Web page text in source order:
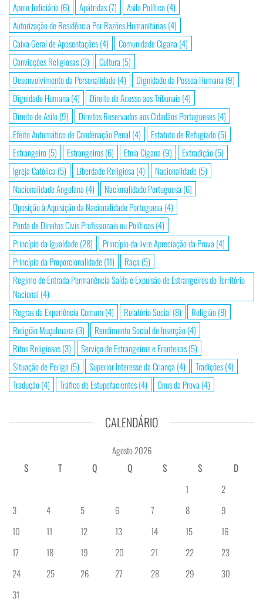
Apoio Judiciário(6) Apátridas(7) Asilo Político(4)
Autorização de Residência Por Razões Humanitárias(4)
Caixa Geral de Aposentações(4) Comunidade Cigana (4)
Convicções Religiosas(3) Cultura (5)
Desenvolvimento da Personalidade(4) Dignidade da Pessoa Humana (9)
Dignidade Humana (4) Direito de Acesso aos Tribunais(4)
Direito de Asilo(9) Direitos Reservados aos Cidadãos Portugueses(4)
Efeito Automático de Condenação Penal (4) Estatuto de Refugiado(5)
Estrangeiro(5) Estrangeiros(6) Etnia Cigana (9) Extradição(5)
Igreja Católica (5) Liberdade Religiosa (4) Nacionalidade(5)
Nacionalidade Angolana (4) Nacionalidade Portuguesa (6)
Oposição à Aquisição da Nacionalidade Portuguesa (4)
Perda de Direitos Civis Profissionais ou Políticos(4)
Princípio da Igualdade(28) Princípio da livre Apreciação da Prova (4)
Princípio da Proporcionalidade(11) Raça (5)
Regime de Entrada Permanência Saída e Expulsão de Estrangeiros do Território
Nacional (4)
Regras da Experiência Comum (4) Relatório Social (8) Religião(8)
Religião Muçulmana (3) Rendimento Social de Inserção(4)
Ritos Religiosos(3) Serviço de Estrangeiros e Fronteiras(5)
Situação de Perigo(5) Superior Interesse da Criança (4) Tradições(4)
Tradução(4) Tráfico de Estupefacientes(4) Ónus da Prova (4)
CALENDÁRIO
Agosto 2026
S
T Q Q S S
D
1
2
3
4 5 6 7 8
9
10
11 12 13 14 15
16
17
18 19 20 21 22
23
24
25 26 27 28 29
30
31